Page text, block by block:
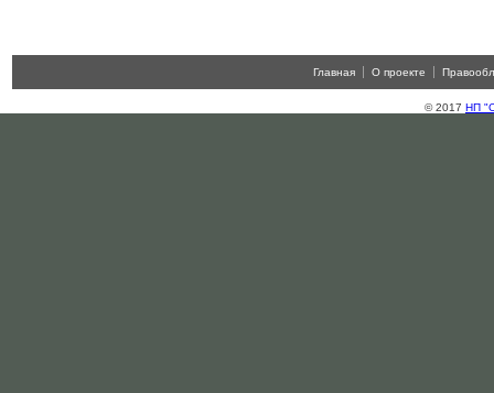
Главная О проекте
© 2017 НП